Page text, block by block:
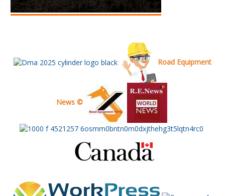
Road Equipment
News ©